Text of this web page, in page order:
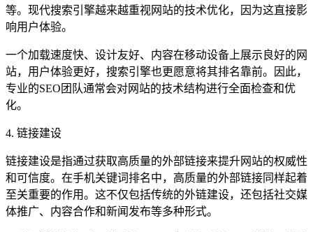
等。现代搜索引擎越来越重视网站的技术优化，因为这直接影
响用户体验。
一个加载速度快、设计友好、内容在移动设备上展示良好的网
站，用户体验更好，搜索引擎也更愿意将其排名靠前。因此，
专业的SEO团队通常会对网站的技术结构进行全面检查和优
化。
4. 链接建设
链接建设是指通过获取高质量的外部链接来提升网站的权威性
和可信度。在手机关键词排名中，高质量的外部链接同样起着
至关重要的作用。这不仅包括传统的外链建设，还包括社交媒
体推广、内容合作和新闻发布等多种形式。